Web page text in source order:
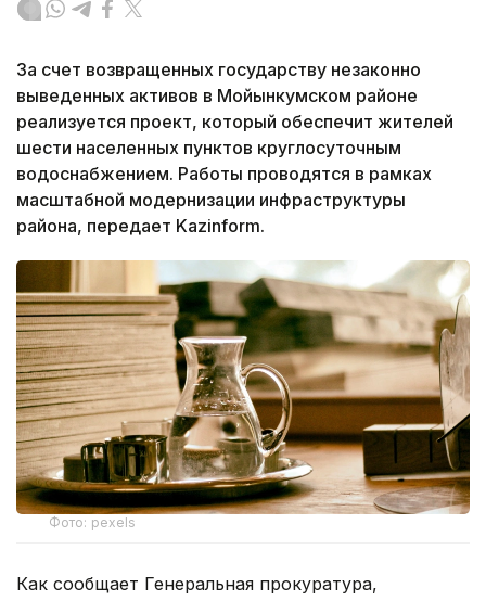
За счет возвращенных государству незаконно
выведенных активов в Мойынкумском районе
реализуется проект, который обеспечит жителей
шести населенных пунктов круглосуточным
водоснабжением. Работы проводятся в рамках
масштабной модернизации инфраструктуры
района, передает Kazinform.
Фото: pexels
Как сообщает Генеральная прокуратура,